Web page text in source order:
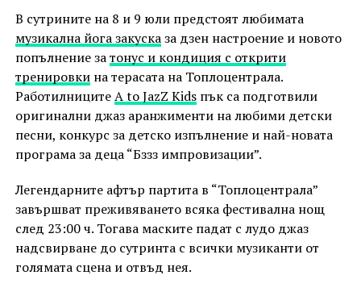
В сутрините на 8 и 9 юли предстоят любимата
музикална йога закусказа дзен настроение и новото
попълнение затонус и кондиция с открити
тренировкина терасата на Топлоцентрала.
РаботилницитеA to JazZ Kidsпък са подготвили
оригинални джаз аранжименти на любими детски
песни, конкурс за детско изпълнение и най-новата
програма за деца “Бззз импровизации”.
Легендарните афтър партита в “Топлоцентрала”
завършват преживяването всяка фестивална нощ
след 23:00 ч. Тогава маските падат с лудо джаз
надсвирване до сутринта с всички музиканти от
голямата сцена и отвъд нея.